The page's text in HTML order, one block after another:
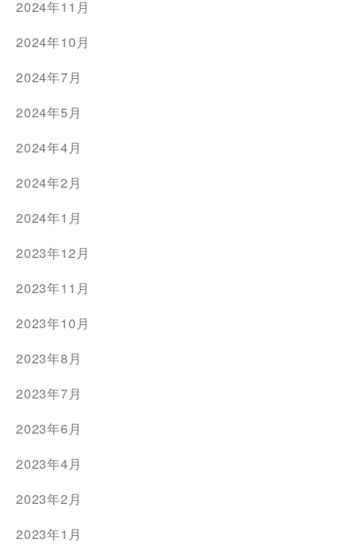
2024年11月
2024年10月
2024年7月
2024年5月
2024年4月
2024年2月
2024年1月
2023年12月
2023年11月
2023年10月
2023年8月
2023年7月
2023年6月
2023年4月
2023年2月
2023年1月